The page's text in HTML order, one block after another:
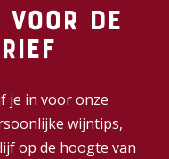
de
je in voor onze
wijntips,
op de hoogte van